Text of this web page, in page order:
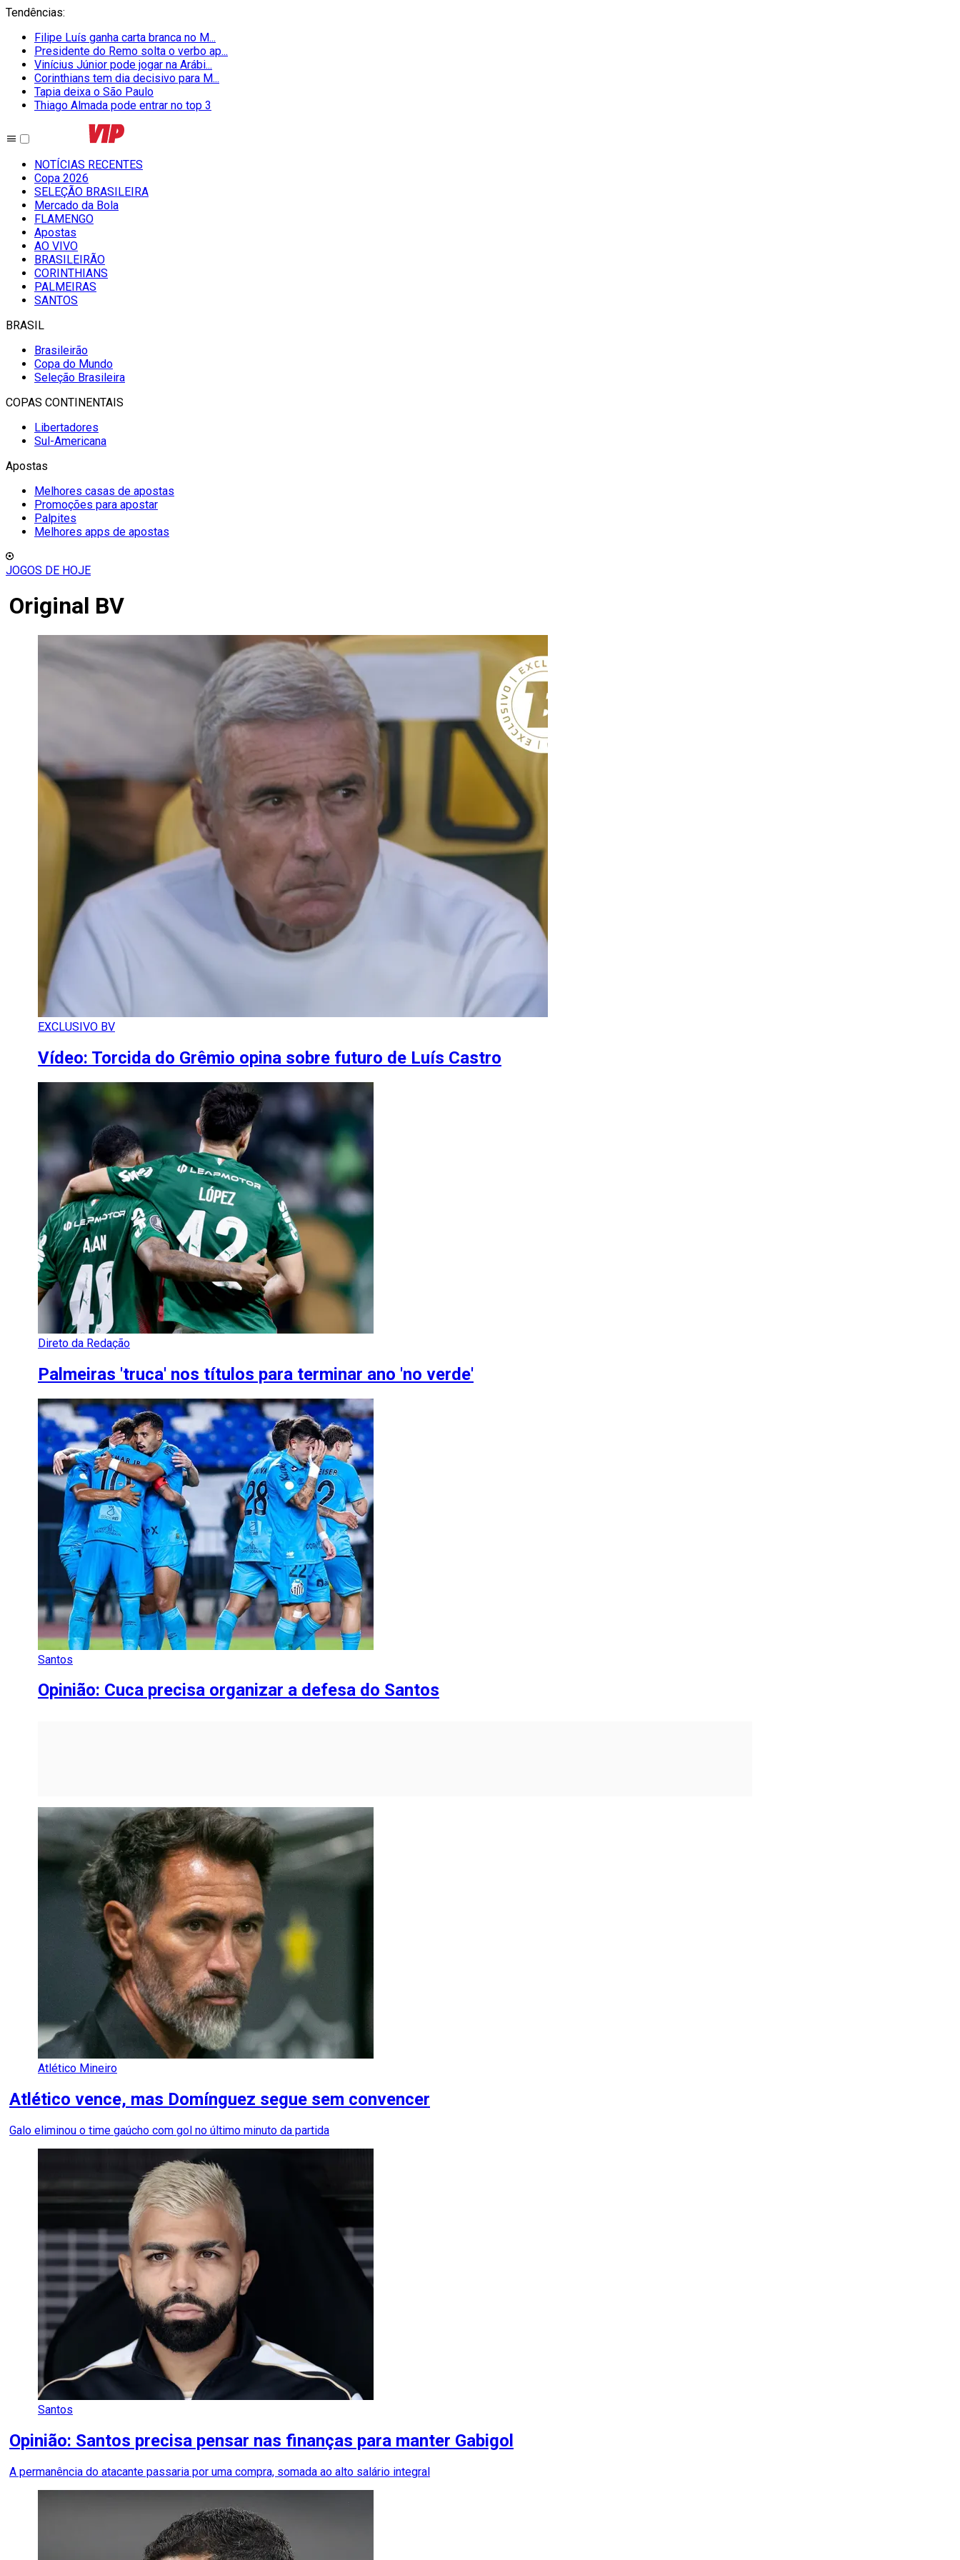
Tendências:
Filipe Luís ganha carta branca no M...
Presidente do Remo solta o verbo ap...
Vinícius Júnior pode jogar na Arábi...
Corinthians tem dia decisivo para M...
Tapia deixa o São Paulo
Thiago Almada pode entrar no top 3
NOTÍCIAS RECENTES
Copa 2026
SELEÇÃO BRASILEIRA
Mercado da Bola
FLAMENGO
Apostas
AO VIVO
BRASILEIRÃO
CORINTHIANS
PALMEIRAS
SANTOS
BRASIL
Brasileirão
Copa do Mundo
Seleção Brasileira
COPAS CONTINENTAIS
Libertadores
Sul-Americana
Apostas
Melhores casas de apostas
Promoções para apostar
Palpites
Melhores apps de apostas
JOGOS DE HOJE
Original BV
EXCLUSIVO BV
Vídeo: Torcida do Grêmio opina sobre futuro de Luís Castro
Direto da Redação
Palmeiras 'truca' nos títulos para terminar ano 'no verde'
Santos
Opinião: Cuca precisa organizar a defesa do Santos
Atlético Mineiro
Atlético vence, mas Domínguez segue sem convencer
Galo eliminou o time gaúcho com gol no último minuto da partida
Santos
Opinião: Santos precisa pensar nas finanças para manter Gabigol
A permanência do atacante passaria por uma compra, somada ao alto salário integral